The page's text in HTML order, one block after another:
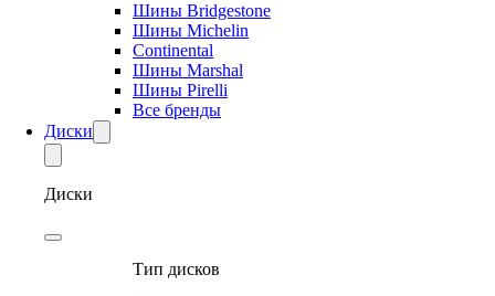
Шины Bridgestone
Шины Michelin
Continental
Шины Marshal
Шины Pirelli
Все бренды
Диски
Диски
Тип дисков